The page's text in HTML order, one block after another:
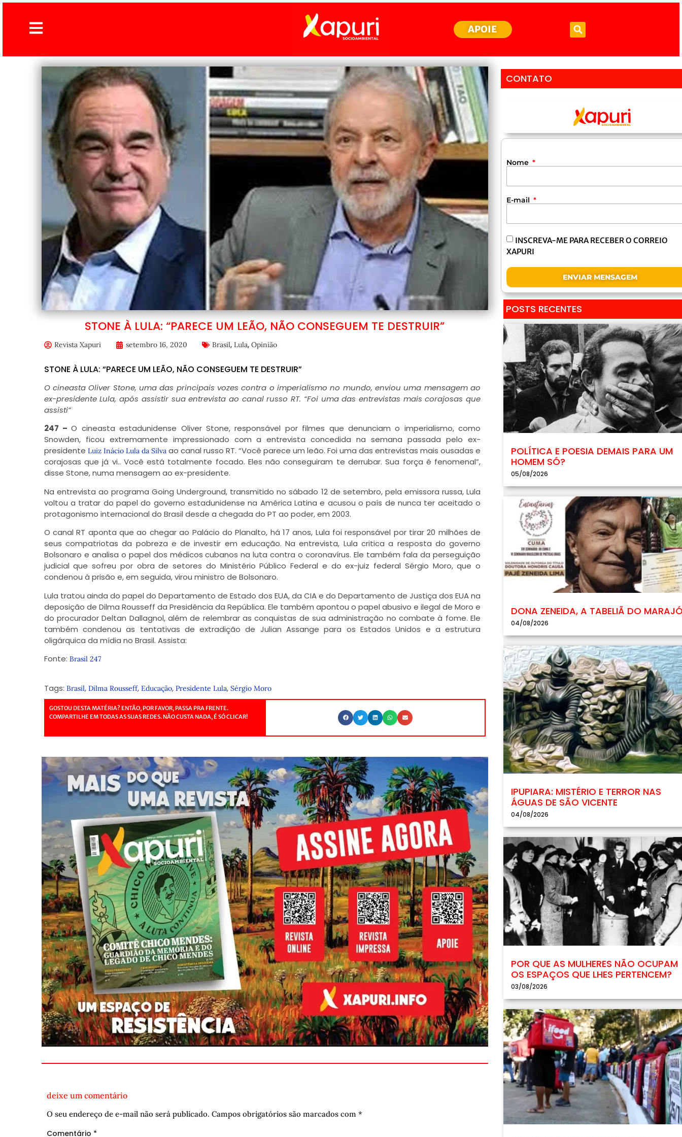
APOIE
STONE À LULA: “PARECE UM LEÃO, NÃO CONSEGUEM TE DESTRUIR”
Revista Xapuri setembro 16, 2020 Brasil, Lula, Opinião
STONE À LULA: “PARECE UM LEÃO, NÃO CONSEGUEM TE DESTRUIR”
O cineasta Oliver Stone, uma das principais vozes contra o imperialismo no mundo, enviou uma mensagem ao
ex-presidente Lula, após assistir sua entrevista ao canal russo RT. “Foi uma das entrevistas mais corajosas que
assisti”
247 –O cineasta estadunidense Oliver Stone, responsável por filmes que denunciam o imperialismo, como
Snowden, ficou extremamente impressionado com a entrevista concedida na semana passada pelo ex-
presidente Luiz Inácio Lula da Silvaao canal russo RT. “Você parece um leão. Foi uma das entrevistas mais ousadas e
corajosas que já vi.. Você está totalmente focado. Eles não conseguiram te derrubar. Sua força é fenomenal”,
disse Stone, numa mensagem ao ex-presidente.
Na entrevista ao programa Going Underground, transmitido no sábado 12 de setembro, pela emissora russa, Lula
voltou a tratar do papel do governo estadunidense na América Latina e acusou o país de nunca ter aceitado o
protagonismo internacional do Brasil desde a chegada do PT ao poder, em 2003.
O canal RT aponta que ao chegar ao Palácio do Planalto, há 17 anos, Lula foi responsável por tirar 20 milhões de
seus compatriotas da pobreza e de investir em educação. Na entrevista, Lula critica a resposta do governo
Bolsonaro e analisa o papel dos médicos cubanos na luta contra o coronavírus. Ele também fala da perseguição
judicial que sofreu por obra de setores do Ministério Público Federal e do ex-juiz federal Sérgio Moro, que o
condenou à prisão e, em seguida, virou ministro de Bolsonaro.
Lula tratou ainda do papel do Departamento de Estado dos EUA, da CIA e do Departamento de Justiça dos EUA na
deposição de Dilma Rousseff da Presidência da República. Ele também apontou o papel abusivo e ilegal de Moro e
do procurador Deltan Dallagnol, além de relembrar as conquistas de sua administração no combate à fome. Ele
também condenou as tentativas de extradição de Julian Assange para os Estados Unidos e a estrutura
oligárquica da mídia no Brasil. Assista:
Fonte: Brasil 247
Tags: Brasil, Dilma Rousseff, Educação, Presidente Lula, Sérgio Moro
GOSTOU DESTA MATÉRIA? ENTÃO, POR FAVOR, PASSA PRA FRENTE.
COMPARTILHE EM TODAS AS SUAS REDES. NÃO CUSTA NADA, É SÓ CLICAR!
deixe um comentário
O seu endereço de e-mail não será publicado. Campos obrigatórios são marcados com *
Comentário *
CONTATO
Nome
E-mail
INSCREVA-ME PARA RECEBER O CORREIO
XAPURI
ENVIAR MENSAGEM
POSTS RECENTES
POLÍTICA E POESIA DEMAIS PARA UM
HOMEM SÓ?
05/08/2026
DONA ZENEIDA, A TABELIÃ DO
04/08/2026
IPUPIARA: MISTÉRIO E TERROR NAS
ÁGUAS DE SÃO VICENTE
04/08/2026
POR QUE AS MULHERES NÃO OCUPAM
OS ESPAÇOS QUE LHES PERTENCEM?
03/08/2026